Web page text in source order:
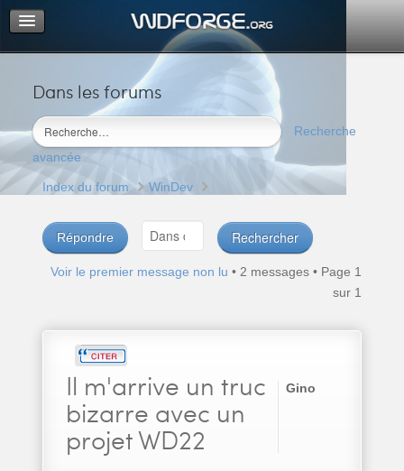
Dans les forums
Recherche
avancée
Portail
Index du forum
M’enregistrer
Connexion
Index du forum WinDev
Répondre
Voir le premier message non lu • 2 messages • Page 1
sur 1
Il m'arrive un truc
bizarre avec un
projet WD22
Gino